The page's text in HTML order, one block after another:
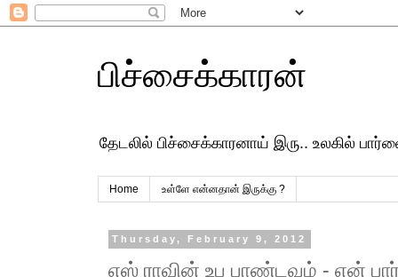
பிச்சைக்காரன்
தேடலில் பிச்சைக்காரனாய் இரு.. உலகில்
Home உள்ளே என்னதான் இருக்கு ?
Thursday, February 9, 2012
எஸ் ராவின் உப பாண்டவம் - என்